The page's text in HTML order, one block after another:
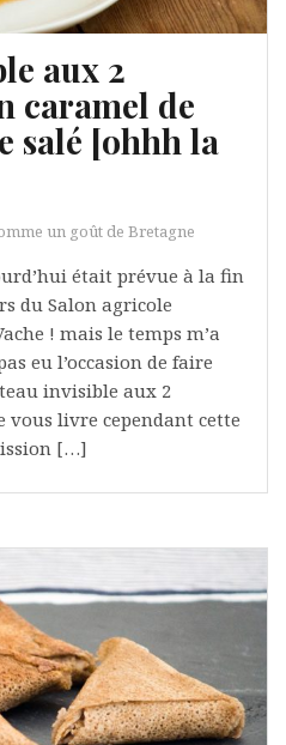
aux 2
caramel de
salé [ohhh la
un goût de Bretagne
était prévue à la fin
du Salon agricole
! mais le temps m’a
eu l’occasion de faire
invisible aux 2
vous livre cependant cette
[…]